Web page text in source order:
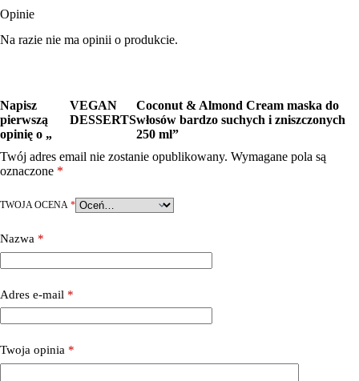
Opinie
Na razie nie ma opinii o produkcie.
Napisz
pierwszą
opinię o „
VEGAN
DESSERTS
Coconut & Almond Cream maska do
włosów bardzo suchych i zniszczonych
250 ml”
Twój adres email nie zostanie opublikowany. Wymagane pola są
oznaczone *
TWOJA OCENA *
Nazwa *
Adres e-mail *
Twoja opinia *